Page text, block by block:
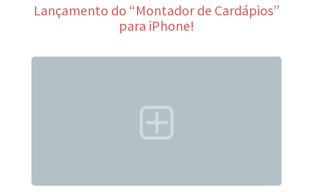
Lançamento do “Montador de Cardápios”
para iPhone!